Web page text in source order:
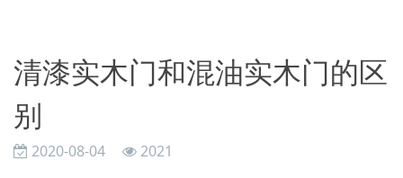
清漆实木门和混油实木门的区
别
2020-08-04 2021